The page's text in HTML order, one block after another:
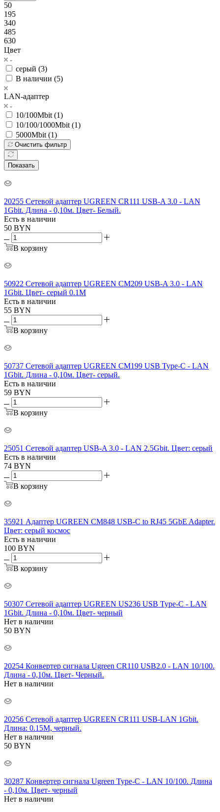
50
195
340
485
630
Цвет
серый (3)
В наличии (5)
LAN-адаптер
10/100Mbit (1)
10/100/1000Mbit (1)
5000Mbit (1)
Очистить фильтр
Показать
20255 Сетевой адаптер UGREEN CR111 USB-A 3.0 - LAN
1Gbit. Длина - 0,10м. Цвет- Белый.
Есть в наличии
50 BYN
В корзину
50922 Сетевой адаптер UGREEN CM209 USB-A 3.0 - LAN
1Gbit. Цвет- серый 0.1М
Есть в наличии
55 BYN
В корзину
50737 Сетевой адаптер UGREEN CM199 USB Type-C - LAN
1Gbit. Длина - 0,10м. Цвет- серый.
Есть в наличии
59 BYN
В корзину
25051 Сетевой адаптер USB-A 3.0 - LAN 2.5Gbit. Цвет: серый
Есть в наличии
74 BYN
В корзину
35921 Адаптер UGREEN CM848 USB-C to RJ45 5GbE Adapter.
Цвет: серый космос
Есть в наличии
100 BYN
В корзину
50307 Сетевой адаптер UGREEN US236 USB Type-C - LAN
1Gbit. Длина - 0,10м. Цвет- черный
Нет в наличии
50 BYN
20254 Конвертер сигнала Ugreen CR110 USB2.0 - LAN 10/100.
Длина - 0,10м. Цвет- Черный.
Нет в наличии
20256 Сетевой адаптер UGREEN CR111 USB-LAN 1Gbit.
Длина: 0.15М, черный.
Нет в наличии
50 BYN
30287 Конвертер сигнала Ugreen Type-C - LAN 10/100. Длина
- 0,10м. Цвет- черный
Нет в наличии